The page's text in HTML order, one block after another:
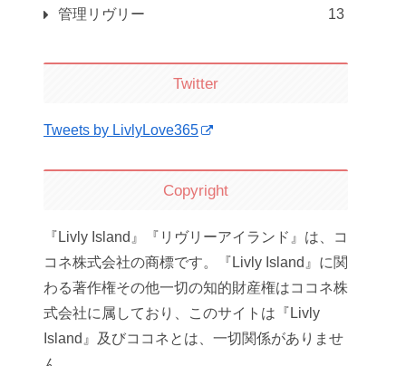
管理リヴリー 13
Twitter
Tweets by LivlyLove365
Copyright
『Livly Island』『リヴリーアイランド』は、コ
コネ株式会社の商標です。『Livly Island』に関
わる著作権その他一切の知的財産権はココネ株
式会社に属しており、このサイトは『Livly
Island』及びココネとは、一切関係がありませ